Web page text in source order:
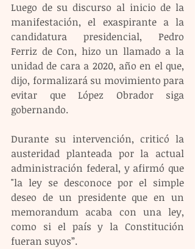
Luego de su discurso al inicio de la
manifestación, el exaspirante a la
candidatura presidencial, Pedro
Ferriz de Con, hizo un llamado a la
unidad de cara a 2020, año en el que,
dijo, formalizará su movimiento para
evitar que López Obrador siga
gobernando.
Durante su intervención, criticó la
austeridad planteada por la actual
administración federal, y afirmó que
"la ley se desconoce por el simple
deseo de un presidente que en un
memorandum acaba con una ley,
como si el país y la Constitución
fueran suyos”.